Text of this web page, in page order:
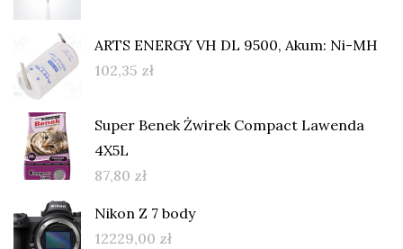
ARTS ENERGY VH DL 9500, Akum: Ni-MH
102,35 zł
Super Benek Żwirek Compact Lawenda
4X5L
87,80 zł
Nikon Z 7 body
12229,00 zł